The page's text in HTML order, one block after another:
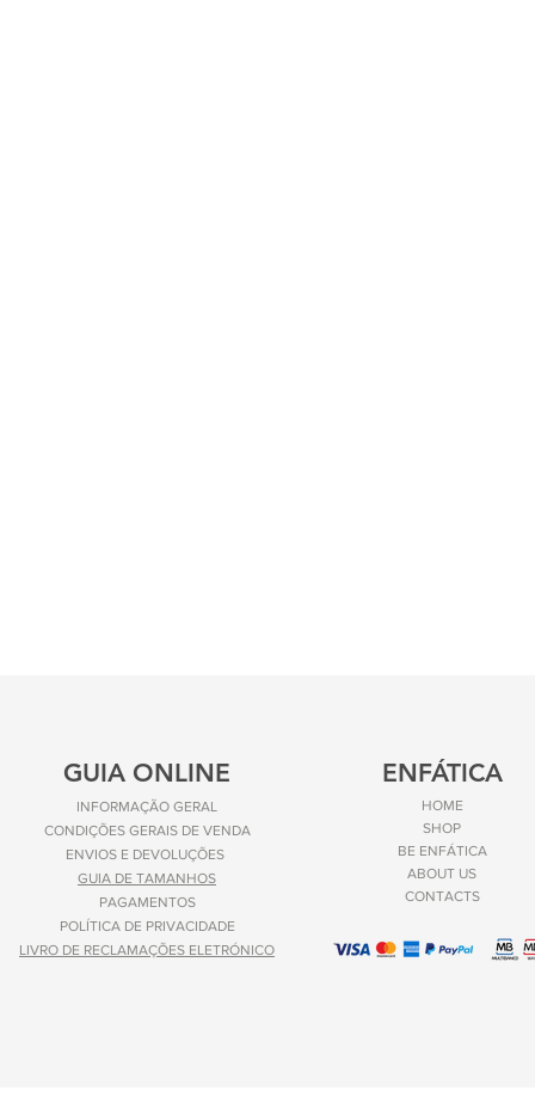
GUIA ONLINE
INFORMAÇÃO GERAL
CONDIÇÕES GERAIS DE VENDA
ENVIOS E DEVOLUÇÕES
GUIA DE TAMANHOS
PAGAMENTOS
POLÍTICA DE PRIVACIDADE
LIVRO DE RECLAMAÇÕES ELETRÓNICO
ENFÁTICA
HOME
SHOP
BE ENFÁTICA
ABOUT US
CONTACTS